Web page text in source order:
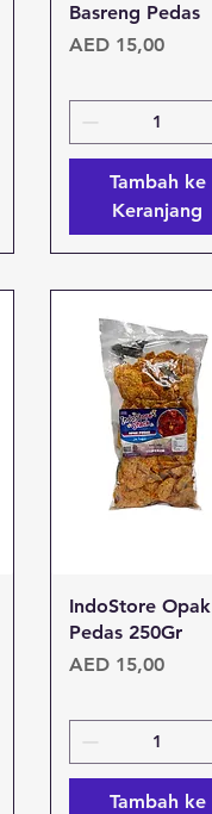
Basreng Pedas
Harga
AED 15,00
Tambah ke
Keranjang
Tampilan Cepat
IndoStore Opak
Pedas 250Gr
Harga
AED 15,00
Tambah ke